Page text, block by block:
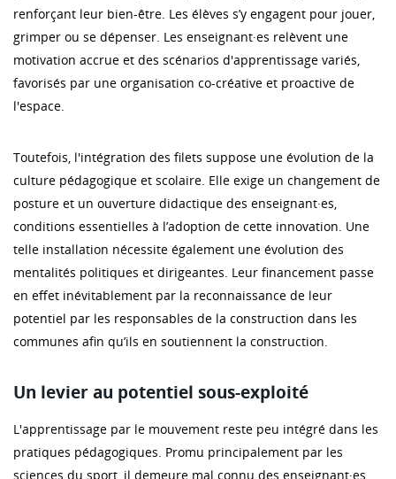
renforçant leur bien-être. Les élèves s’y engagent pour jouer,
grimper ou se dépenser. Les enseignant·es relèvent une
motivation accrue et des scénarios d'apprentissage variés,
favorisés par une organisation co-créative et proactive de
l'espace.
Toutefois, l'intégration des filets suppose une évolution de la
culture pédagogique et scolaire. Elle exige un changement de
posture et un ouverture didactique des enseignant·es,
conditions essentielles à l’adoption de cette innovation. Une
telle installation nécessite également une évolution des
mentalités politiques et dirigeantes. Leur financement passe
en effet inévitablement par la reconnaissance de leur
potentiel par les responsables de la construction dans les
communes afin qu’ils en soutiennent la construction.
Un levier au potentiel sous-exploité
L'apprentissage par le mouvement reste peu intégré dans les
pratiques pédagogiques. Promu principalement par les
sciences du sport, il demeure mal connu des enseignant·es